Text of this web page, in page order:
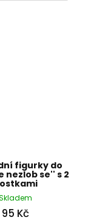
figurky do
nezlob se'' s 2
95 Kč